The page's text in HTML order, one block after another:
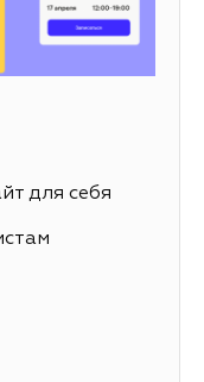
для себя